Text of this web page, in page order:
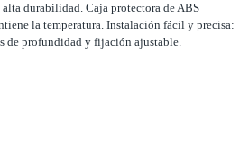
durabilidad. Caja protectora de ABS
la temperatura. Instalación fácil y precisa:
de profundidad y fijación ajustable.